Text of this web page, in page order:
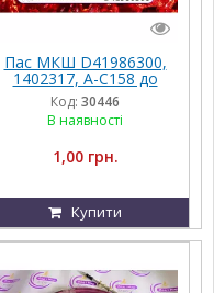
Пас МКШ D41986300,
1402317, A-C158 до
Massey Ferguson
Код: 30446
В наявності
1,00 грн.
Купити